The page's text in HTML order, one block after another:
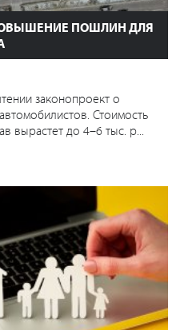
ПОШЛИН ДЛЯ
законопроект о
Стоимость
вырастет до 4–6 тыс. р...